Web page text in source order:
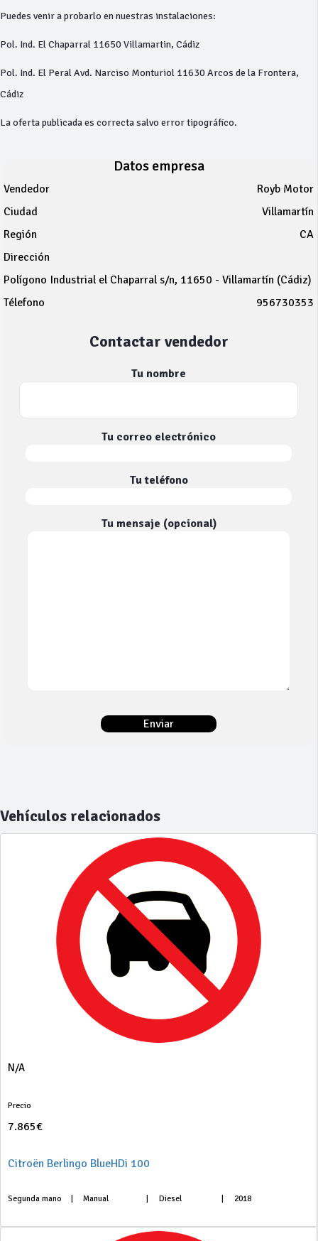
Puedes venir a probarlo en nuestras instalaciones:
Pol. Ind. El Chaparral 11650 Villamartin, Cádiz
Pol. Ind. El Peral Avd. Narciso Monturiol 11630 Arcos de la Frontera,
Cádiz
La oferta publicada es correcta salvo error tipográfico.
Datos empresa
Vendedor
Royb Motor
Ciudad
Villamartín
Región
CA
Dirección
Polígono Industrial el Chaparral s/n, 11650 - Villamartín (Cádiz)
Télefono
956730353
Contactar vendedor
Tu nombre
Tu correo electrónico
Tu teléfono
Tu mensaje (opcional)
Vehículos relacionados
N/A
Precio
7.865€
Citroën Berlingo BlueHDi 100
Segunda mano Manual Diesel 2018